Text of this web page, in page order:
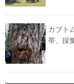
カブト
帯、採